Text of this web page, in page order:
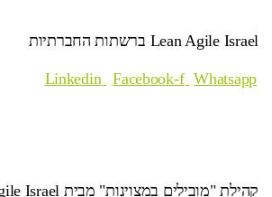
Lean Agile Israel ברשתות החברתיות
Linkedin Facebook-f Whatsapp
קהילת "מובילים במצוינות" מבית Lean Agile Israel